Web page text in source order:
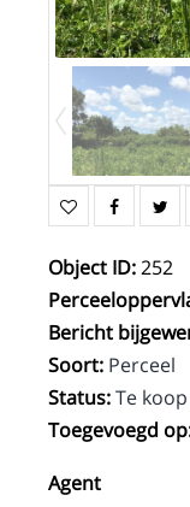
Object ID:252
Bericht
Soort: Perceel
Status:Te koop
Toegevoegd op
Agent